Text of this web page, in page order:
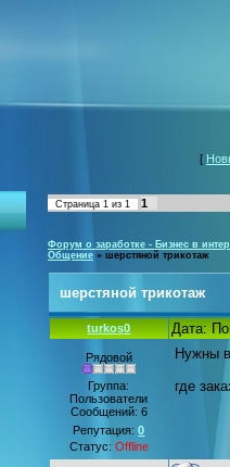
[
Страница 1 из 1 1
Форум о заработке - Бизнес в
Общение » шерстяной трикотаж
шерстяной трикотаж
turkos0 Дата:
Рядовой
Группа:
Пользователи
Сообщений: 6
Репутация:0
Статус: Offline
Нужны
где